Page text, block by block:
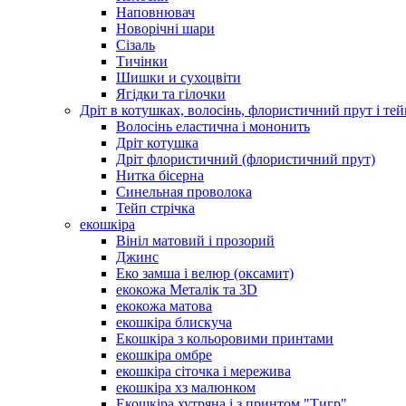
Наповнювач
Новорічні шари
Сізаль
Тичінки
Шишки и сухоцвіти
Ягідки та гілочки
Дріт в котушках, волосінь, флористичний прут і
Волосінь еластична і мононить
Дріт котушка
Дріт флористичний (флористичний прут)
Нитка бісерна
Синельная проволока
Тейп стрічка
екошкіра
Вініл матовий і прозорий
Джинс
Еко замша і велюр (оксамит)
екокожа Металік та 3D
екокожа матова
екошкіра блискуча
Екошкіра з кольоровими принтами
екошкіра омбре
екошкіра сіточка і мережива
екошкіра хз малюнком